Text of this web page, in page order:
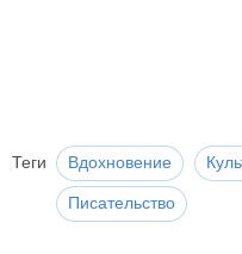
Теги Вдохновение
Писательство